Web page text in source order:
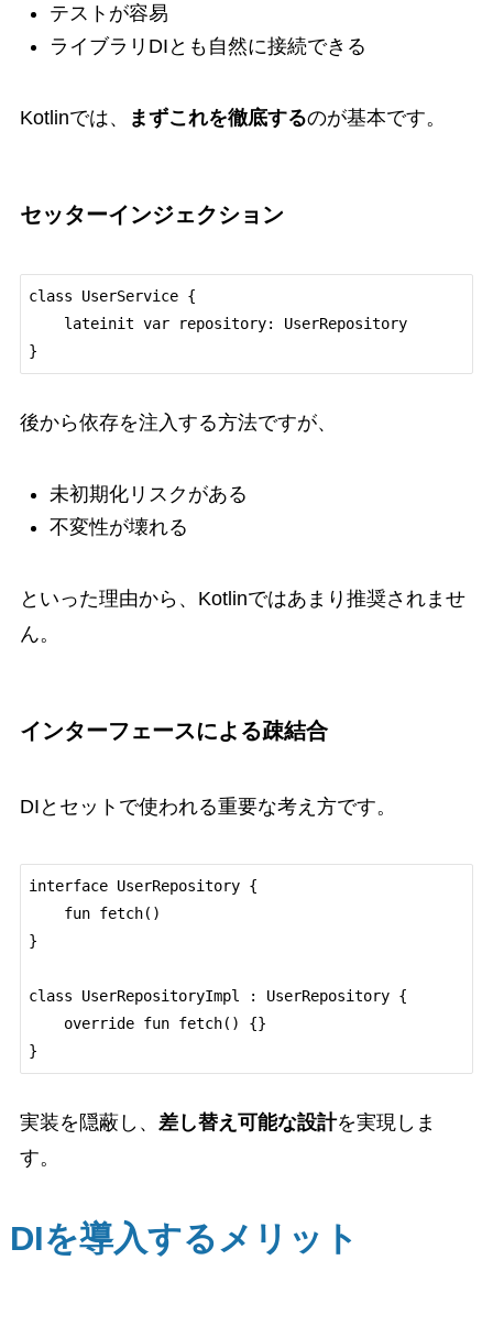
テストが容易
ライブラリDIとも自然に接続できる
Kotlinでは、 まずこれを徹底するのが基本です。
セッターインジェクション
class UserService {
後から依存を注入する方法ですが、
未初期化リスクがある
不変性が壊れる
といった理由から、Kotlinではあまり推奨されませ
ん。
インターフェースによる疎結合
DIとセットで使われる重要な考え方です。
interface UserRepository {
}
class UserRepositoryImpl : UserRepository {
実装を隠蔽し、 差し替え可能な設計を実現しま
す。
DIを導入するメリット